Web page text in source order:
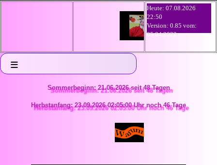
Heute: 07.08.2026
22:50
Version: 0.85 vom:
05.04.2022
≡
Sommerbeginn: 21.06.2026 seit 48 Tagen
Herbstanfang: 23.09.2026 02:05:00 Uhr noch 46 Tage